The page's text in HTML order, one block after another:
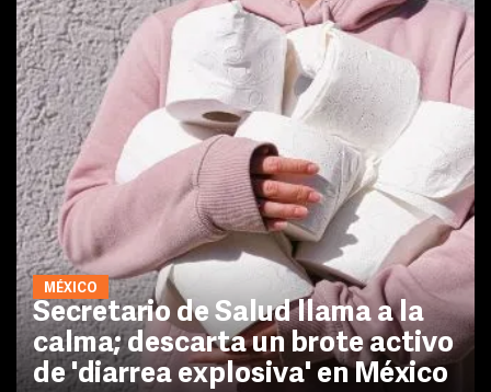
MÉXICO
Secretario de Salud llama a la
calma; descarta un brote activo
de 'diarrea explosiva' en México